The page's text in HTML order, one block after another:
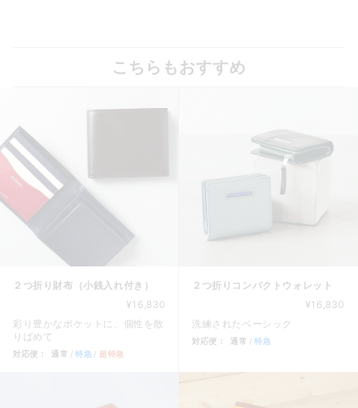
こちらもおすすめ
２つ折り財布（小銭入れ付き）
¥16,830
彩り豊かなポケットに、個性を散
りばめて
対応便： 通常 特急 超特急
２つ折りコンパクトウォレット
¥16,830
洗練されたベーシック
対応便： 通常 特急